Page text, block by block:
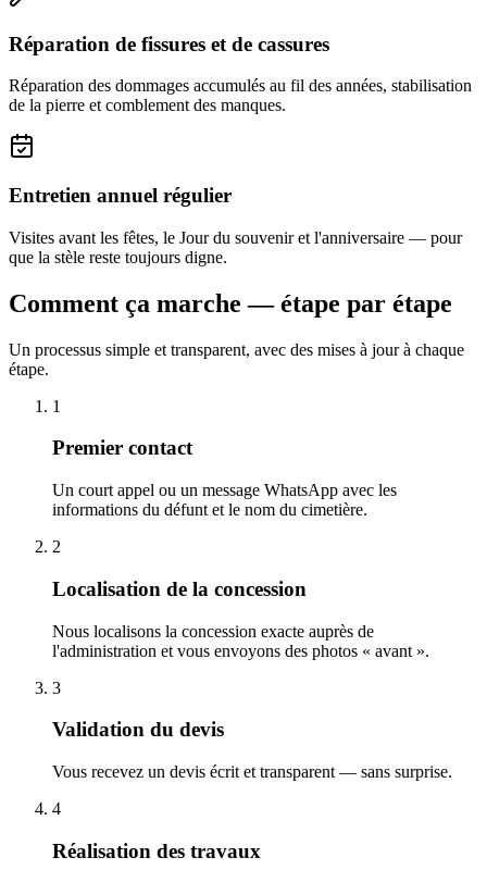
Réparation de fissures et de cassures
Réparation des dommages accumulés au fil des années, stabilisation
de la pierre et comblement des manques.
Entretien annuel régulier
Visites avant les fêtes, le Jour du souvenir et l'anniversaire — pour
que la stèle reste toujours digne.
Comment ça marche — étape par étape
Un processus simple et transparent, avec des mises à jour à chaque
étape.
1
Premier contact
Un court appel ou un message WhatsApp avec les
informations du défunt et le nom du cimetière.
2
Localisation de la concession
Nous localisons la concession exacte auprès de
l'administration et vous envoyons des photos « avant ».
3
Validation du devis
Vous recevez un devis écrit et transparent — sans surprise.
4
Réalisation des travaux